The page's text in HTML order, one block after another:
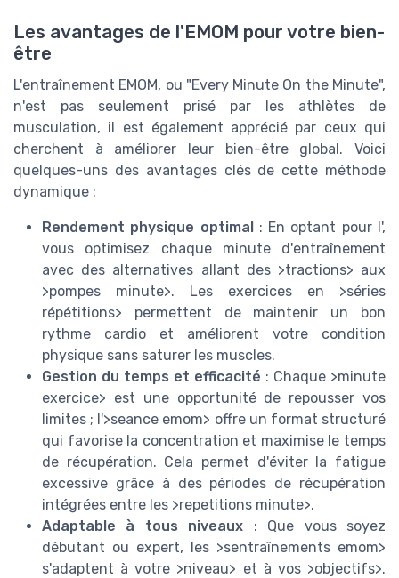
Les avantages de l'EMOM pour votre bien-
être
L'entraînement EMOM, ou "Every Minute On the Minute",
n'est pas seulement prisé par les athlètes de
musculation, il est également apprécié par ceux qui
cherchent à améliorer leur bien-être global. Voici
quelques-uns des avantages clés de cette méthode
dynamique :
Rendement physique optimal: En optant pour l',
vous optimisez chaque minute d'entraînement
avec des alternatives allant des >tractions> aux
>pompes minute>. Les exercices en >séries
répétitions> permettent de maintenir un bon
rythme cardio et améliorent votre condition
physique sans saturer les muscles.
Gestion du temps et efficacité : Chaque >minute
exercice> est une opportunité de repousser vos
limites ; l'>seance emom> offre un format structuré
qui favorise la concentration et maximise le temps
de récupération. Cela permet d'éviter la fatigue
excessive grâce à des périodes de récupération
intégrées entre les >repetitions minute>.
Adaptable à tous niveaux : Que vous soyez
débutant ou expert, les >sentraînements emom>
s'adaptent à votre >niveau> et à vos >objectifs>.